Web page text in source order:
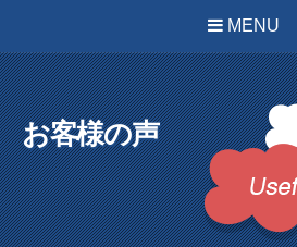
MENU
お客様の声